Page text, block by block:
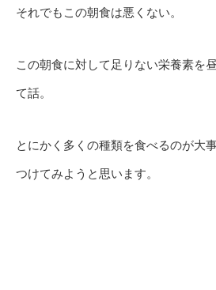
それでもこの朝食は悪くない。
この朝食に対して足りない栄養素を
て話。
とにかく多くの種類を食べるのが大
つけてみようと思います。